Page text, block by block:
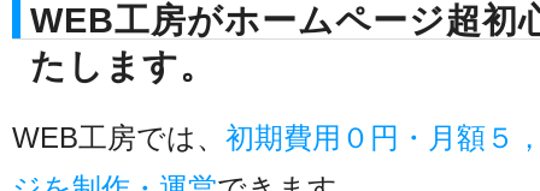
WEB工房がホームページ超初
たします。
WEB工房では、 初期費用０円・月額５